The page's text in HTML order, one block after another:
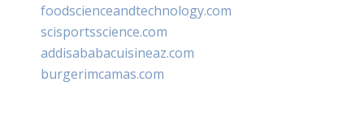
foodscienceandtechnology.com
scisportsscience.com
addisababacuisineaz.com
burgerimcamas.com